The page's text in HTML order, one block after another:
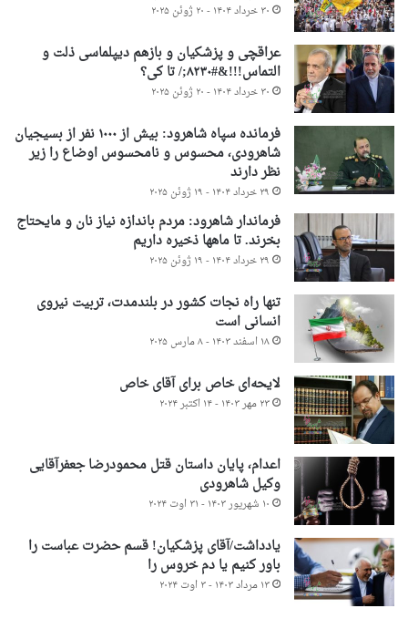
۳۰ خرداد ۱۴۰۴ - ۲۰ ژوئن ۲۰۲۵
عراقچی و پزشکیان و بازهم دیپلماسی ذلت و
التماس!!!&#۸۲۳۰;/ تا کی؟
۳۰ خرداد ۱۴۰۴ - ۲۰ ژوئن ۲۰۲۵
فرمانده سپاه شاهرود: بیش از ۱۰۰۰ نفر از بسیجیان
شاهرودی، محسوس و نامحسوس اوضاع را زیر
نظر دارند
۲۹ خرداد ۱۴۰۴ - ۱۹ ژوئن ۲۰۲۵
فرماندار شاهرود: مردم باندازه نیاز نان و مایحتاج
بخرند. تا ماهها ذخیره داریم
۲۹ خرداد ۱۴۰۴ - ۱۹ ژوئن ۲۰۲۵
تنها راه نجات کشور در بلندمدت، تربیت نیروی
انسانی است
۱۸ اسفند ۱۴۰۳ - ۸ مارس ۲۰۲۵
لایحه‌ای خاص برای آقای خاص
۲۳ مهر ۱۴۰۳ - ۱۴ اکتبر ۲۰۲۴
اعدام، پایان داستان قتل محمودرضا جعفرآقایی
وکیل شاهرودی
۱۰ شهریور ۱۴۰۳ - ۳۱ اوت ۲۰۲۴
یادداشت/آقای پزشکیان! قسم حضرت عباست را
باور کنیم یا دم خروس را
۱۳ مرداد ۱۴۰۳ - ۳ اوت ۲۰۲۴